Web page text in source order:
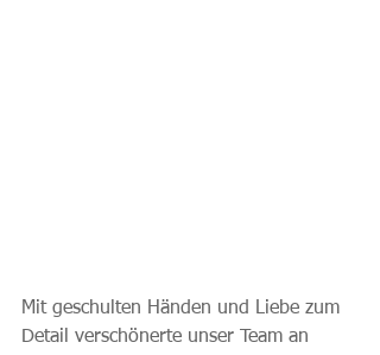
Mit geschulten Händen und Liebe zum
Detail verschönerte unser Team an